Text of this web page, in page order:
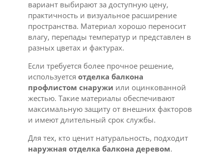
вариант выбирают за доступную цену,
практичность и визуальное расширение
пространства. Материал хорошо переносит
влагу, перепады температур и представлен в
разных цветах и фактурах.
Если требуется более прочное решение,
используется отделка балкона
профлистом снаружи или оцинкованной
жестью. Такие материалы обеспечивают
максимальную защиту от внешних факторов
и имеют длительный срок службы.
Для тех, кто ценит натуральность, подходит
наружная отделка балкона деревом.